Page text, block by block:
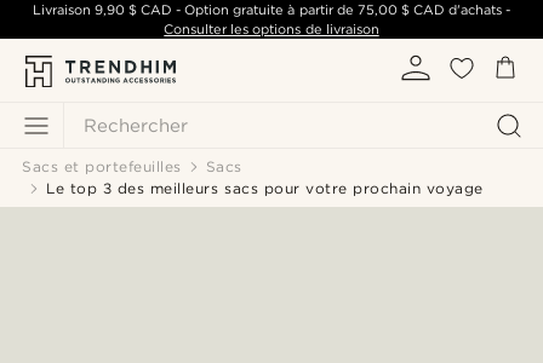
Rechercher
Livraison 9,90 $ CAD - Option gratuite à partir de 75,00 $ CAD d'achats -
Consulter les options de livraison
Sacs et portefeuilles
Sacs
Le top 3 des meilleurs sacs pour votre prochain voyage